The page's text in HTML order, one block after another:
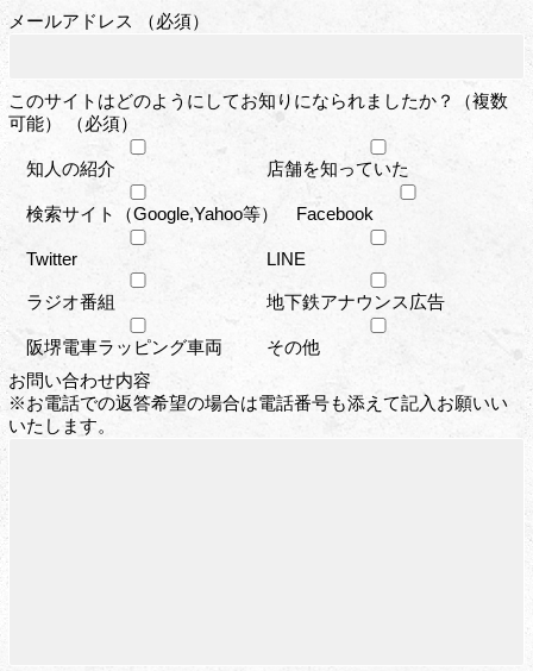
メールアドレス （必須）
このサイトはどのようにしてお知りになられましたか？（複数
可能） （必須）
知人の紹介 店舗を知っていた
検索サイト（Google,Yahoo等） Facebook
Twitter LINE
ラジオ番組 地下鉄アナウンス広告
阪堺電車ラッピング車両
その他
お問い合わせ内容
※お電話での返答希望の場合は電話番号も添えて記入お願いい
いたします。